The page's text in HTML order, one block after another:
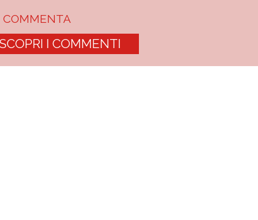
COMMENTA
I COMMENTI